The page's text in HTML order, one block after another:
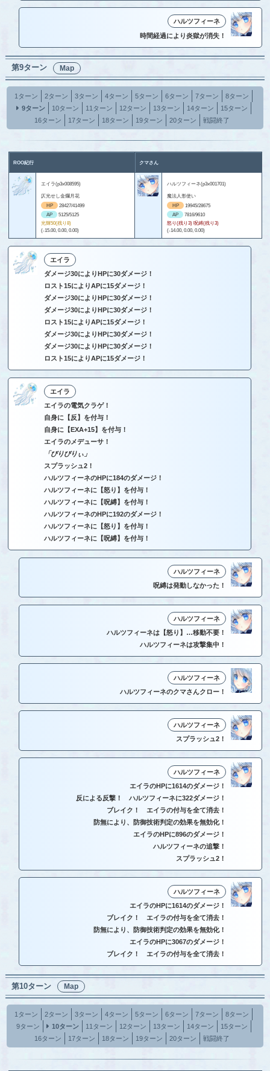
ハルツフィーネ
時間経過により炎獄が消失！
第9ターン Map
1ターン 2ターン 3ターン 4ターン 5ターン 6ターン 7ターン
8ターン
9ターン
10ターン 11ターン 12ターン 13ターン 14ターン
15ターン
16ターン
17ターン 18ターン 19ターン 20ターン 戦闘終了
ROO紀行 クマさん
エイラ(p3x008595)
仄光せし金爛月花
HP
28427/41499
AP
5125/5125
光輝50(残り8)
(-15.00, 0.00, 0.00)
ハルツフィーネ(p3x001701)
魔法人形使い
HP
19945/28675
AP
7816/9610
怒り(残り3) 呪縛(残り3)
(-14.00, 0.00, 0.00)
エイラ
ダメージ30によりHPに30ダメージ！
ロスト15によりAPに15ダメージ！
ダメージ30によりHPに30ダメージ！
ダメージ30によりHPに30ダメージ！
ロスト15によりAPに15ダメージ！
ダメージ30によりHPに30ダメージ！
ダメージ30によりHPに30ダメージ！
ロスト15によりAPに15ダメージ！
エイラ
エイラの電気クラゲ！
自身に【反】を付与！
自身に【EXA+15】を付与！
エイラのメデューサ！
「びりびりぃ」
スプラッシュ2！
ハルツフィーネのHPに184のダメージ！
ハルツフィーネに【怒り】を付与！
ハルツフィーネに【呪縛】を付与！
ハルツフィーネのHPに192のダメージ！
ハルツフィーネに【怒り】を付与！
ハルツフィーネに【呪縛】を付与！
ハルツフィーネ
呪縛は発動しなかった！
ハルツフィーネ
ハルツフィーネは【怒り】…移動不要！
ハルツフィーネは攻撃集中！
ハルツフィーネ
ハルツフィーネのクマさんクロー！
ハルツフィーネ
スプラッシュ2！
ハルツフィーネ
エイラのHPに1614のダメージ！
反による反撃！ ハルツフィーネに322ダメージ！
ブレイク！ エイラの付与を全て消去！
防無により、防御技術判定の効果を無効化！
エイラのHPに896のダメージ！
ハルツフィーネの追撃！
スプラッシュ2！
ハルツフィーネ
エイラのHPに1614のダメージ！
ブレイク！ エイラの付与を全て消去！
防無により、防御技術判定の効果を無効化！
エイラのHPに3067のダメージ！
ブレイク！ エイラの付与を全て消去！
第10ターン Map
1ターン 2ターン 3ターン 4ターン 5ターン 6ターン 7ターン
8ターン
9ターン
10ターン 11ターン 12ターン 13ターン 14ターン
15ターン
16ターン
17ターン 18ターン 19ターン 20ターン 戦闘終了